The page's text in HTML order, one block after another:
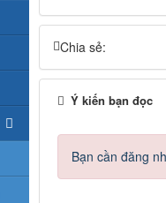
Chia sẻ:
Ý kiến bạn đọc
Bạn cần đăng